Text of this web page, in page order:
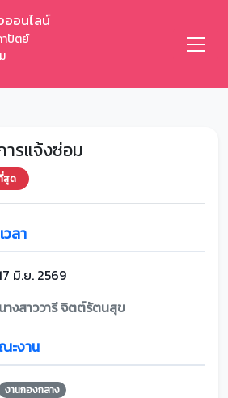
อนไลน์
าปัตย์
ารแจ้งซ่อม
สุด
ลา
มิ.ย. 2569
นางสาววารี จิตต์รัตนสุข
ะงาน
งานกองกลาง